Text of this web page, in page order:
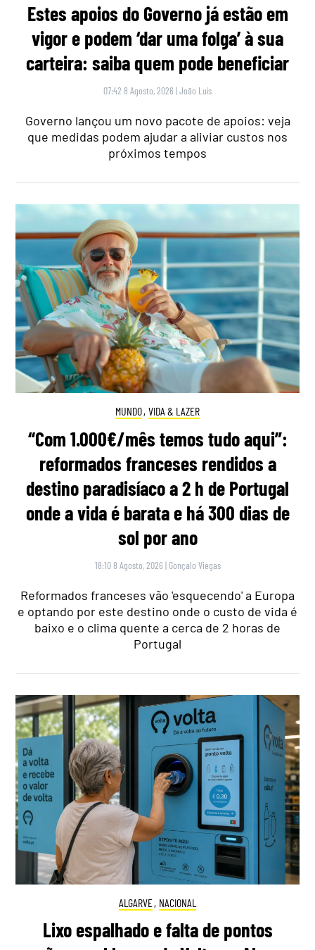
Estes apoios do Governo já estão em
vigor e podem ‘dar uma folga’ à sua
carteira: saiba quem pode beneficiar
07:42 8 Agosto, 2026 |João Luís
Governo lançou um novo pacote de apoios: veja
que medidas podem ajudar a aliviar custos nos
próximos tempos
MUNDO, VIDA & LAZER
“Com 1.000€/mês temos tudo aqui”:
reformados franceses rendidos a
destino paradisíaco a 2 h de Portugal
onde a vida é barata e há 300 dias de
sol por ano
18:10 8 Agosto, 2026 | Gonçalo Viegas
Reformados franceses vão 'esquecendo' a Europa
e optando por este destino onde o custo de vida é
baixo e o clima quente a cerca de 2 horas de
Portugal
ALGARVE, NACIONAL
Lixo espalhado e falta de pontos